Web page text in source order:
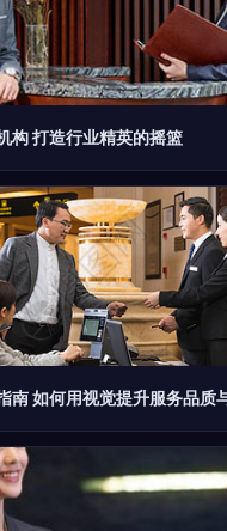
构 打造行业精英的摇篮
南 如何用视觉提升服务品质